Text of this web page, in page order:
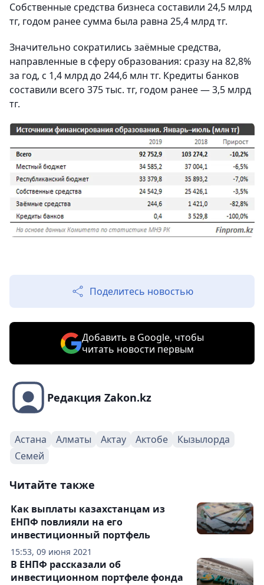
Собственные средства бизнеса составили 24,5 млрд
тг, годом ранее сумма была равна 25,4 млрд тг.
Значительно сократились заёмные средства,
направленные в сферу образования: сразу на 82,8%
за год, с 1,4 млрд до 244,6 млн тг. Кредиты банков
составили всего 375 тыс. тг, годом ранее — 3,5 млрд
тг.
Поделитесь новостью
Добавить в Google, чтобы
читать новости первым
Редакция Zakon.kz
Астана Алматы Актау Актобе
Кызылорда
Семей
Читайте также
15:53, 09 июня 2021
Как выплаты казахстанцам из
ЕНПФ повлияли на его
инвестиционный портфель
В ЕНПФ рассказали об
инвестиционном портфеле фонда